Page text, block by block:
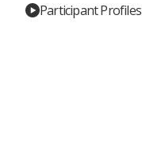
Participant Profiles